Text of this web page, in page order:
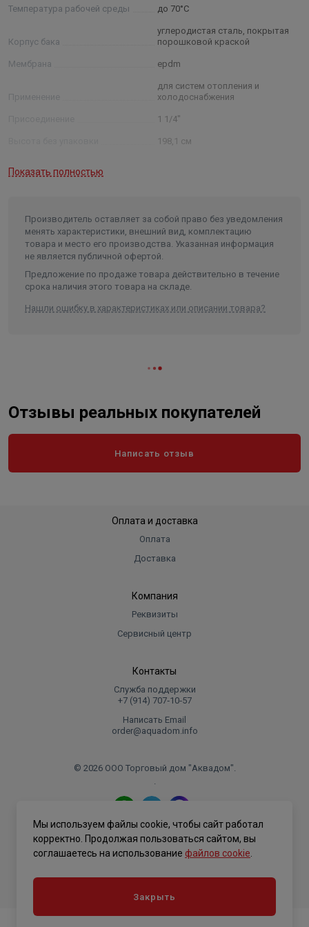
Температура рабочей среды до 70°C
Корпус бака
углеродистая сталь, покрытая
порошковой краской
Мембрана epdm
Применение
для систем отопления и
холодоснабжения
1 1/4"
198,1 см
Показать полностью
Производитель оставляет за собой право без уведомления
менять характеристики, внешний вид, комплектацию
товара и место его производства. Указанная информация
не является публичной офертой.
Предложение по продаже товара действительно в течение
срока наличия этого товара на складе.
Нашли ошибку в характеристиках или описании товара?
Отзывы реальных покупателей
Написать отзыв
Оплата и доставка
Оплата
Доставка
Компания
Реквизиты
Сервисный центр
Контакты
Служба поддержки
+7 (914) 707‑10‑57
Написать Email
order@aquadom.info
© 2026 ООО Торговый дом "Аквадом".
.
Политика конфиденциальности
Мы используем файлы cookie, чтобы сайт работал
корректно. Продолжая пользоваться сайтом, вы
соглашаетесь на использование файлов cookie
Закрыть